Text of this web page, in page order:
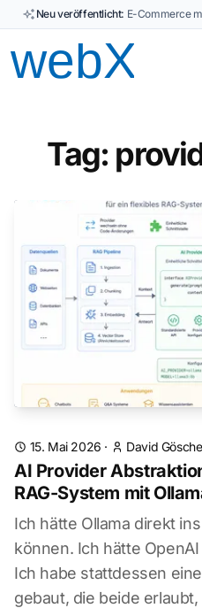
Neu veröffentlicht: E-Commerce
Tag:
15. Mai 2026 · David
AI Provider
RAG-System mit
Ich hätte Ollama direkt
können. Ich hätte
Ich habe stattdessen
gebaut, die beide